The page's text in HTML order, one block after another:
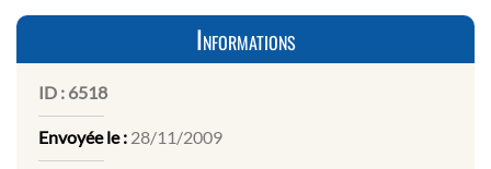
Informations
ID : 6518
Envoyée le : 28/11/2009